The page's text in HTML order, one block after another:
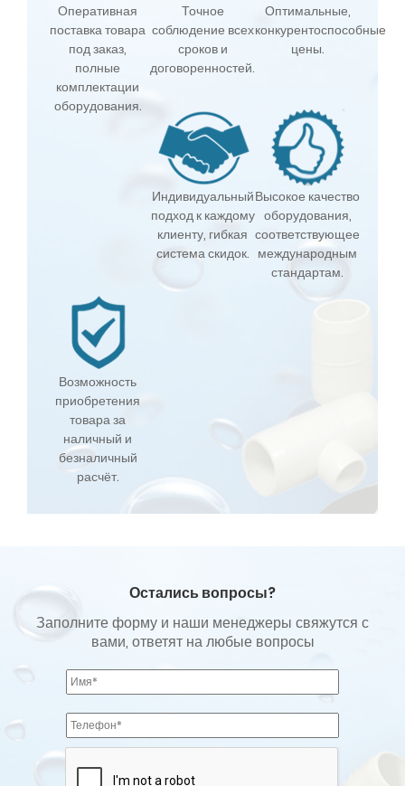
Оперативная
поставка товара
под заказ,
полные
комплектации
оборудования.
Точное
соблюдение всех
сроков и
договоренностей.
Оптимальные,
конкурентоспособные
цены.
Индивидуальный
подход к каждому
клиенту, гибкая
система скидок.
Высокое качество
оборудования,
соответствующее
международным
стандартам.
Возможность
приобретения
товара за
наличный и
безналичный
расчёт.
Остались вопросы?
Заполните форму и наши менеджеры свяжутся с
вами, ответят на любые вопросы